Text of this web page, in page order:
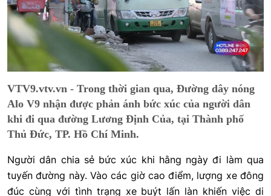
VTV9.vtv.vn - Trong thời gian qua, Đường dây nóng
Alo V9 nhận được phản ánh bức xúc của người dân
khi đi qua đường Lương Định Của, tại Thành phố
Thủ Đức, TP. Hồ Chí Minh.
Người dân chia sẻ bức xúc khi hằng ngày đi làm qua
tuyến đường này. Vào các giờ cao điểm, lượng xe đông
đúc cùng với tình trạng xe buýt lấn làn khiến việc di